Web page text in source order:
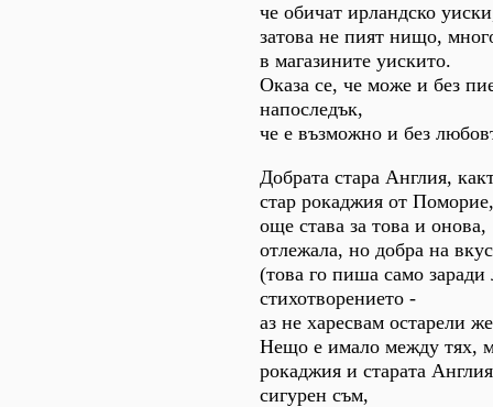
че обичат ирландско
затова не пият нищо,
в магазините уискито.
Оказа се, че може и без
напоследък,
че е възможно и без
Добрата стара Англия,
стар рокаджия от Поморие,
още става за това и онова,
отлежала, но добра на
(това го пиша само заради
стихотворението -
аз не харесвам остарели
Нещо е имало между тях,
рокаджия и старата
сигурен съм,